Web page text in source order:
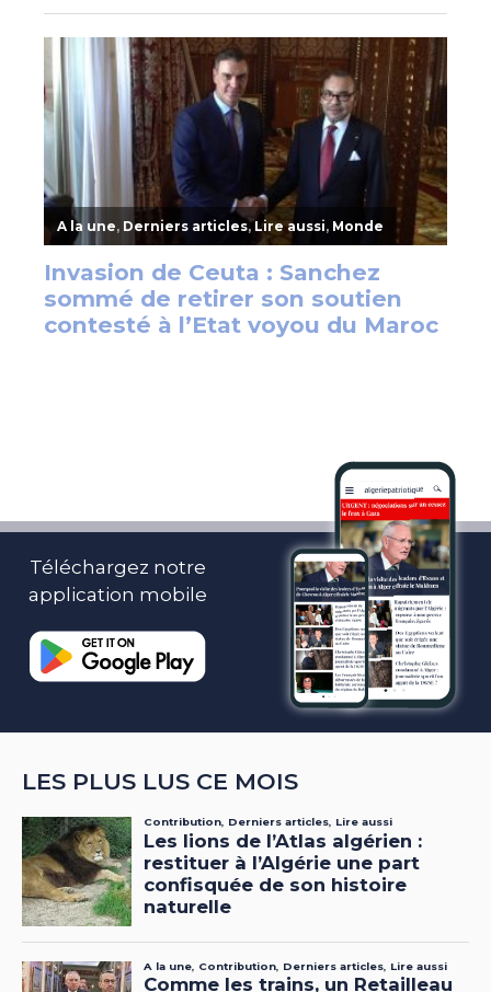
Téléchargez notre
application mobile
LES PLUS LUS CE MOIS